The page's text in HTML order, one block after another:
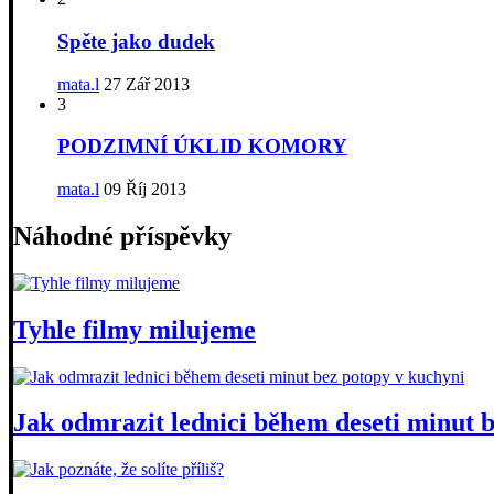
Spěte jako dudek
mata.l 27 Zář 2013
3
PODZIMNÍ ÚKLID KOMORY
mata.l 09 Říj 2013
Náhodné příspěvky
Tyhle filmy milujeme
Jak odmrazit lednici během deseti minut